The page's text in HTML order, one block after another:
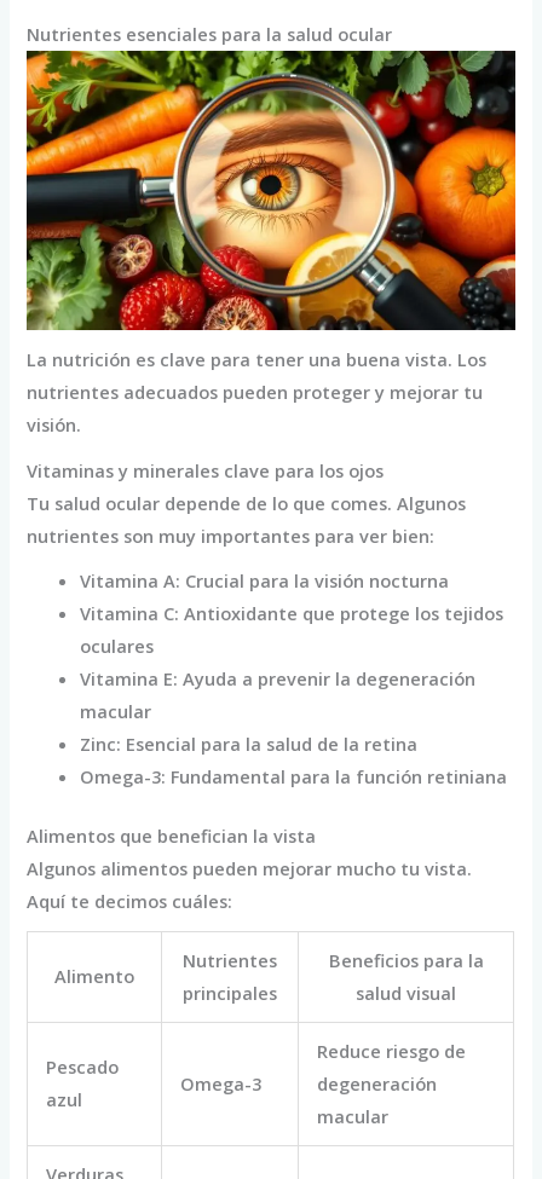
Nutrientes esenciales para la salud ocular
La nutrición es clave para tener una buena vista. Los
nutrientes adecuados pueden proteger y mejorar tu
visión.
Vitaminas y minerales clave para los ojos
Tu salud ocular depende de lo que comes. Algunos
nutrientes son muy importantes para ver bien:
Vitamina A: Crucial para la visión nocturna
Vitamina C: Antioxidante que protege los tejidos
oculares
Vitamina E: Ayuda a prevenir la degeneración
macular
Zinc: Esencial para la salud de la retina
Omega-3: Fundamental para la función retiniana
Alimentos que benefician la vista
Algunos alimentos pueden mejorar mucho tu vista.
Aquí te decimos cuáles:
Alimento
Nutrientes
principales
Beneficios para la
salud visual
Pescado
azul
Omega-3
Reduce riesgo de
degeneración
macular